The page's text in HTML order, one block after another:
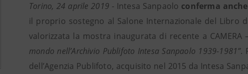
Torino, 24 aprile 2019 - Intesa Sanpaolo conferma
il proprio sostegno al Salone Internazionale del Libro
valorizzata la mostra inaugurata di recente a
mondo nell’Archivio Publifoto Intesa Sanpaolo 1939-1981”.
dell’Agenzia Publifoto, acquisito nel 2015 da Intesa